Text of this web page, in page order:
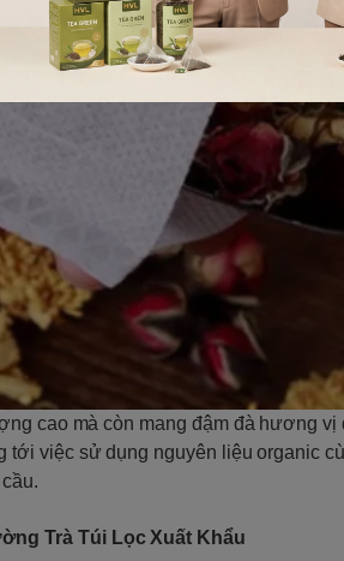
cao mà còn mang đậm đà hương
tới việc sử dụng nguyên liệu organic
Trà Túi Lọc Xuất Khẩu